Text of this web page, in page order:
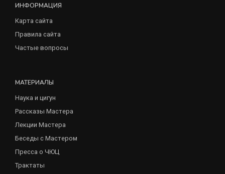
ИНФОРМАЦИЯ
Карта сайта
Правила сайта
Частые вопросы
МАТЕРИАЛЫ
Наука и цигун
Рассказы Мастера
Лекции Мастера
Беседы с Мастером
Пресса о ЧЮЦ
Трактаты